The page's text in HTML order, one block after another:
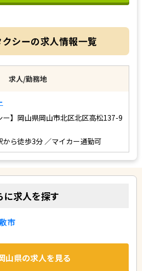
シーの求人情報一覧
求人/勤務地
ー】岡山県岡山市北区北区高松137-9
から徒歩3分 ／マイカー通勤可
に求人を探す
市
山県の求人を見る